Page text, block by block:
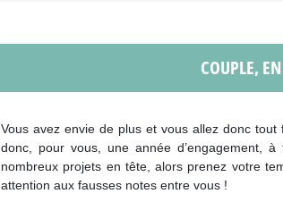
COUPLE,
Vous avez envie de plus et vous allez donc
donc, pour vous, une année d’engagement,
nombreux projets en tête, alors prenez votre
attention aux fausses notes entre vous !